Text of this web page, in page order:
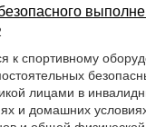
к спортивному
лицами в
и домашних